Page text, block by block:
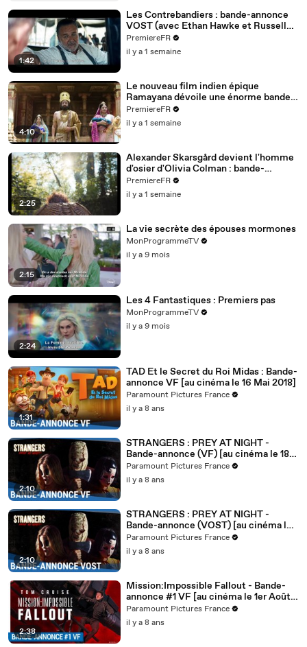
1:42
Les Contrebandiers : bande-annonce
VOST (avec Ethan Hawke et Russell
Crowe)
PremiereFR
il y a 1 semaine
4:10
Le nouveau film indien épique
Ramayana dévoile une énorme bande-
annonce (VOST)
PremiereFR
il y a 1 semaine
2:25
Alexander Skarsgård devient l'homme
d'osier d'Olivia Colman : bande-
annonce de Wicker (VO)
PremiereFR
il y a 1 semaine
2:15
La vie secrète des épouses mormones
MonProgrammeTV
il y a 9 mois
2:24
Les 4 Fantastiques : Premiers pas
MonProgrammeTV
il y a 9 mois
1:31
TAD Et le Secret du Roi Midas : Bande-
annonce VF [au cinéma le 16 Mai 2018]
Paramount Pictures France
il y a 8 ans
2:10
STRANGERS : PREY AT NIGHT -
Bande-annonce (VF) [au cinéma le 18
avril 2018]
Paramount Pictures France
il y a 8 ans
2:10
STRANGERS : PREY AT NIGHT -
Bande-annonce (VOST) [au cinéma le
18 avril 2018]
Paramount Pictures France
il y a 8 ans
2:38
Mission:Impossible Fallout - Bande-
annonce #1 VF [au cinéma le 1er Août
2018]
Paramount Pictures France
il y a 8 ans